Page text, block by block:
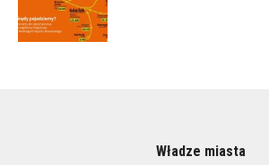
Władze miasta